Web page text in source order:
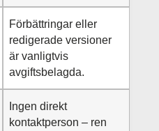
Förbättringar eller
redigerade versioner
är vanligtvis
avgiftsbelagda.
Ingen direkt
kontaktperson – ren